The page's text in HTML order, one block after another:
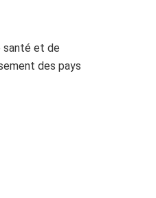
santé et de
des pays